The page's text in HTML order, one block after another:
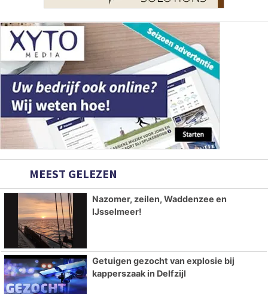
MEEST GELEZEN
Nazomer, zeilen, Waddenzee en
IJsselmeer!
Getuigen gezocht van explosie bij
kapperszaak in Delfzijl